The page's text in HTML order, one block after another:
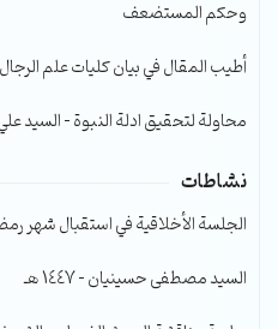
وحكم المستضعف
أطيب المقال في بيان كليات علم الرجال
محاولة لتحقيق ادلة النبوة – السيد
نشاطات
الجلسة الأخلاقية في استقبال شهر
السيد مصطفى حسينيان – 1447 هـ